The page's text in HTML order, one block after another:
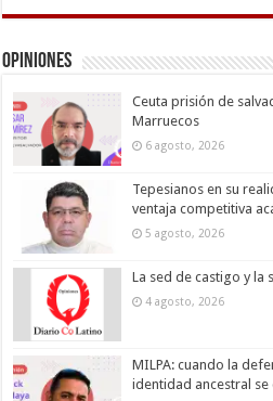
Opiniones
Ceuta prisión de
Marruecos
6 agosto, 2026
Tepesianos en su
ventaja competitiva
5 agosto, 2026
La sed de castigo y la
4 agosto, 2026
MILPA: cuando la
identidad ancestral se